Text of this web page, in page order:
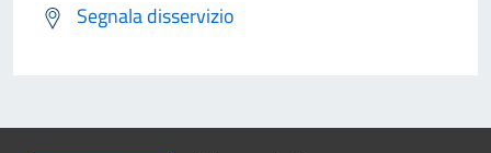
Segnala disservizio